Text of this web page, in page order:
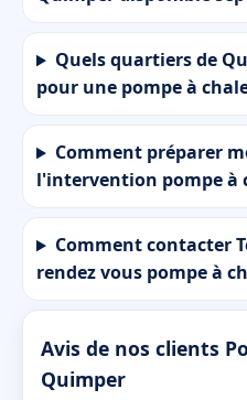
Quels quartiers de
pour une pompe à
Comment préparer
l'intervention pompe à
Comment contacter
rendez vous pompe à
Avis de nos clients
Quimper